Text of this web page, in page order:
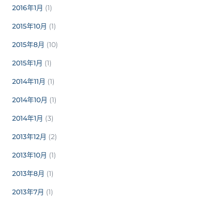
2016年1月 (1)
2015年10月 (1)
2015年8月 (10)
2015年1月 (1)
2014年11月 (1)
2014年10月 (1)
2014年1月 (3)
2013年12月 (2)
2013年10月 (1)
2013年8月 (1)
2013年7月 (1)